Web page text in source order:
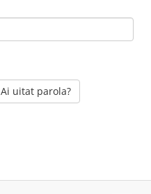
Ai uitat parola?